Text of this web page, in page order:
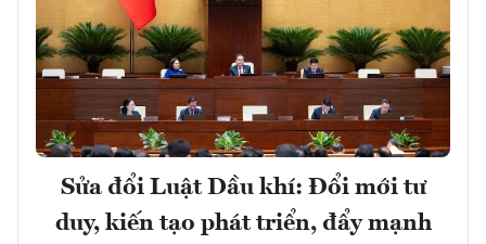
Sửa đổi Luật Dầu khí: Đổi mới tư
duy, kiến tạo phát triển, đẩy mạnh